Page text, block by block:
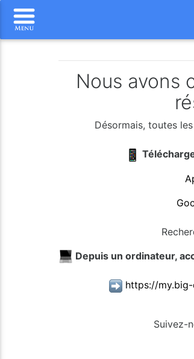
Nous avons
Désormais, toutes
Depuis un ordinateur,
https://
Suivez-